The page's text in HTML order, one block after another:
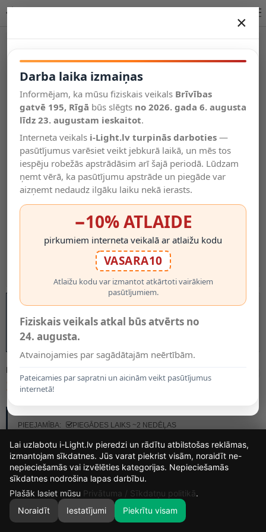
Salīdzināt
Vēlmju
saraksts
Valodas
0
MODELIS:
153.95€
PIEEJAMĪBA:
PIEGĀDES LAIKS ~2 NEDĒĻAS
×
Darba laika izmaiņas
Informējam, ka mūsu fiziskais veikals Brīvības
gatvē 195, Rīgā būs slēgts no 2026. gada 6. augusta
līdz 23. augustam ieskaitot.
Interneta veikals i-Light.lv turpinās darboties —
pasūtījumus varēsiet veikt jebkurā laikā, un mēs tos
iespēju robežās apstrādāsim arī šajā periodā. Lūdzam
ņemt vērā, ka pasūtījumu apstrāde un piegāde var
aizņemt nedaudz ilgāku laiku nekā ierasts.
−10% ATLAIDE
pirkumiem interneta veikalā ar atlaižu kodu
VASARA10
Atlaižu kodu var izmantot atkārtoti vairākiem
pasūtījumiem.
Fiziskais veikals atkal būs atvērts no
24. augusta.
Atvainojamies par sagādātajām neērtībām.
Pateicamies par sapratni un aicinām veikt pasūtījumus
internetā!
13
DIENAS
16
STUNDAS
49
MIN.
42
Lai uzlabotu i-Light.lv pieredzi un rādītu atbilstošas reklāmas,
izmantojam sīkdatnes. Jūs varat piekrist visām, noraidīt ne-
nepieciešamās vai izvēlēties kategorijas. Nepieciešamās
sīkdatnes nodrošina lapas darbību.
Plašāk lasiet mūsu Privātuma / Sīkdatņu politikā.
Noraidīt
Iestatījumi Piekrītu visam